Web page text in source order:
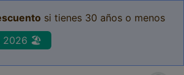
si tienes 30 años o menos
2026 🏖️